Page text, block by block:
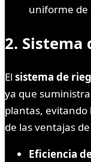
uniforme de
2. Sistema
El sistema de
ya que
plantas, evitando
de las ventajas
Eficiencia